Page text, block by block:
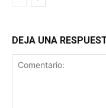
DEJA UNA